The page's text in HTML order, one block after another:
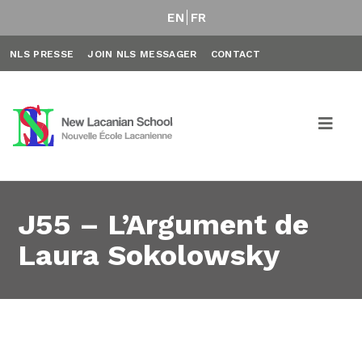
EN FR
NLS PRESSE JOIN NLS MESSAGER CONTACT
J55 – L’Argument de
Laura Sokolowsky